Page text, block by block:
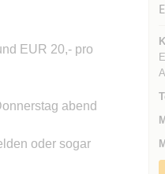
EUR 20,- pro
abend
oder sogar